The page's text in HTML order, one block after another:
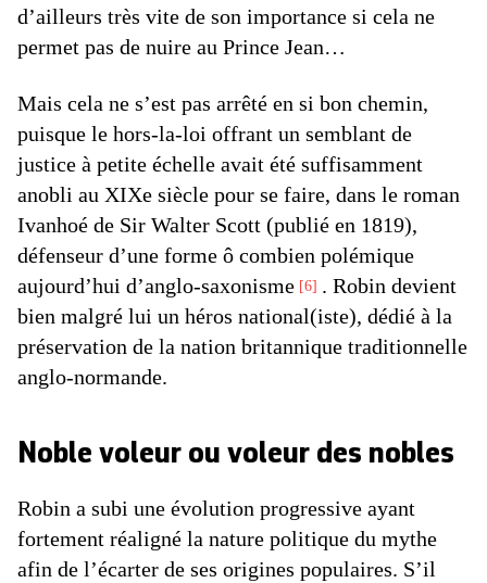
d’ailleurs très vite de son importance si cela ne
permet pas de nuire au Prince Jean…
Mais cela ne s’est pas arrêté en si bon chemin,
puisque le hors-la-loi offrant un semblant de
justice à petite échelle avait été suffisamment
anobli au XIXe siècle pour se faire, dans le roman
Ivanhoé de Sir Walter Scott (publié en 1819),
défenseur d’une forme ô combien polémique
aujourd’hui d’anglo-saxonisme 6
. Robin devient
bien malgré lui un héros national(iste), dédié à la
préservation de la nation britannique traditionnelle
anglo-normande.
Noble voleur ou voleur des nobles
Robin a subi une évolution progressive ayant
fortement réaligné la nature politique du mythe
afin de l’écarter de ses origines populaires. S’il